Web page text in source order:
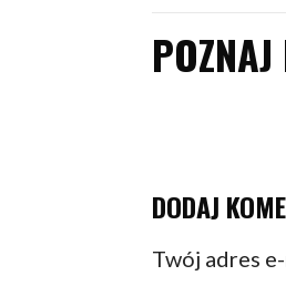
DODAJ
Twój adres